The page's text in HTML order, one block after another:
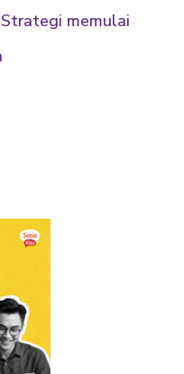
Strategi memulai